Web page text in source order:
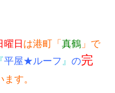
曜日 は港町「 真鶴 」で
『平屋★ルーフ 』 の完
す。